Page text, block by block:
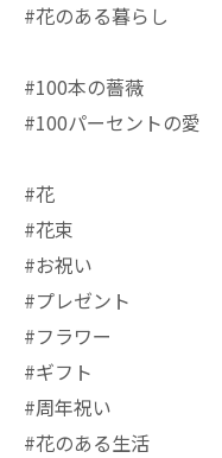
#花のある暮らし
#100本の薔薇
#100パーセントの愛
#花
#花束
#お祝い
#プレゼント
#フラワー
#ギフト
#周年祝い
#花のある生活